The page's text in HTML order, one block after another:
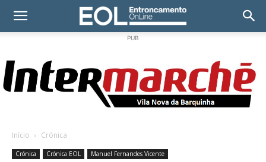
PUB
Início Crónica
Crónica Crónica EOL Manuel Fernandes Vicente